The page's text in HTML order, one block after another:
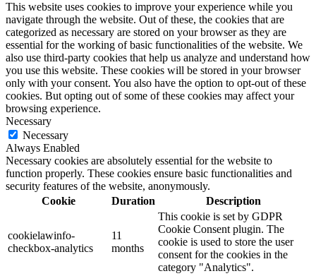
This website uses cookies to improve your experience while you
navigate through the website. Out of these, the cookies that are
categorized as necessary are stored on your browser as they are
essential for the working of basic functionalities of the website. We
also use third-party cookies that help us analyze and understand how
you use this website. These cookies will be stored in your browser
only with your consent. You also have the option to opt-out of these
cookies. But opting out of some of these cookies may affect your
browsing experience.
Necessary
Necessary
Always Enabled
Necessary cookies are absolutely essential for the website to
function properly. These cookies ensure basic functionalities and
security features of the website, anonymously.
Cookie
Duration Description
cookielawinfo-
checkbox-analytics
11
months
This cookie is set by GDPR
Cookie Consent plugin. The
cookie is used to store the user
consent for the cookies in the
category "Analytics".